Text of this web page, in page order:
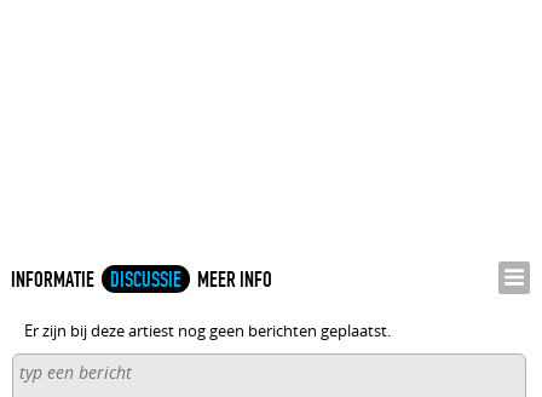
INFORMATIE DISCUSSIE MEER INFO
Er zijn bij deze artiest nog geen berichten geplaatst.